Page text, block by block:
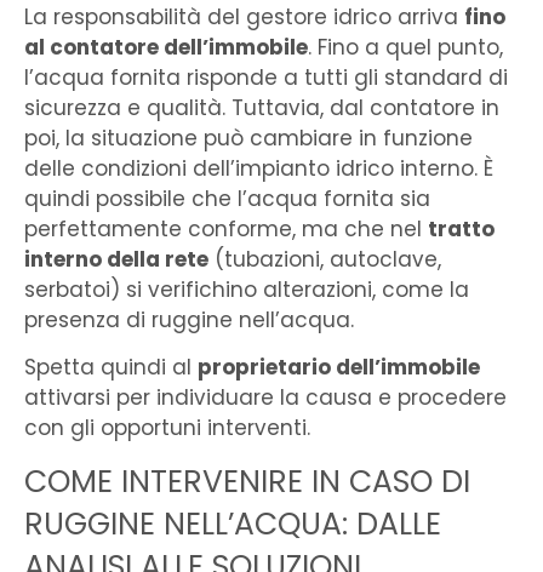
La responsabilità del gestore idrico arriva fino
al contatore dell’immobile. Fino a quel punto,
l’acqua fornita risponde a tutti gli standard di
sicurezza e qualità. Tuttavia, dal contatore in
poi, la situazione può cambiare in funzione
delle condizioni dell’impianto idrico interno. È
quindi possibile che l’acqua fornita sia
perfettamente conforme, ma che nel tratto
interno della rete (tubazioni, autoclave,
serbatoi) si verifichino alterazioni, come la
presenza di ruggine nell’acqua.
Spetta quindi al proprietario dell’immobile
attivarsi per individuare la causa e procedere
con gli opportuni interventi.
COME INTERVENIRE IN CASO DI
RUGGINE NELL’ACQUA: DALLE